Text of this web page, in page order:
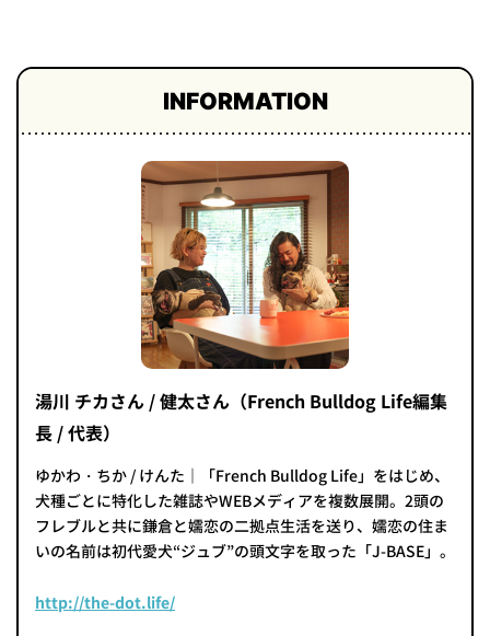
報
INFORMATION
湯川 チカさん / 健太さん（French Bulldog Life編集
長 / 代表）
ゆかわ・ちか / けんた｜「French Bulldog Life」をはじめ、
犬種ごとに特化した雑誌やWEBメディアを複数展開。2頭の
フレブルと共に鎌倉と嬬恋の二拠点生活を送り、嬬恋の住ま
いの名前は初代愛犬“ジュブ”の頭文字を取った「J-BASE」。
http://the-dot.life/